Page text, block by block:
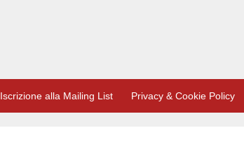
Iscrizione alla Mailing List Privacy & Cookie Policy